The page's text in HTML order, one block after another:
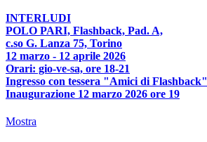
INTERLUDI
POLO PARI, Flashback, Pad. A,
c.so G. Lanza 75, Torino
12 marzo - 12 aprile 2026
Orari: gio-ve-sa, ore 18-21
Ingresso con tessera "Amici di Flashback"
Inaugurazione 12 marzo 2026 ore 19
Mostra